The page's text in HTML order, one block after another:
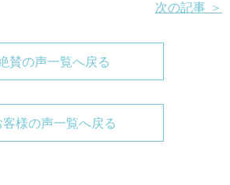
次の記事 ＞
賛の声一覧へ戻る
客様の声一覧へ戻る